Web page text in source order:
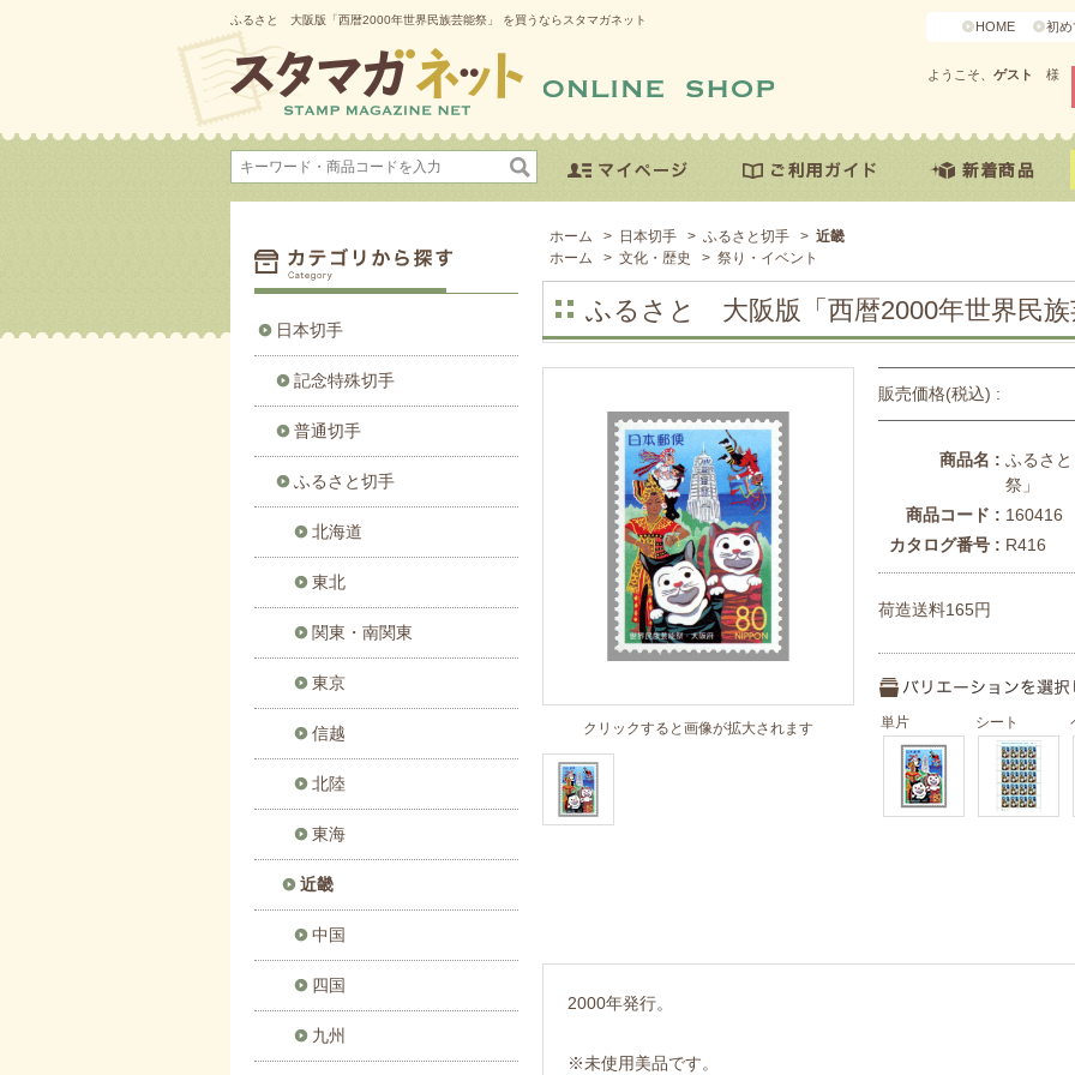
ふるさと 大阪版「西暦2000年世界民族芸能祭」 を買うならスタマガネット HOME 初め
ようこそ、 ゲスト 様
ホーム > 日本切手 > ふるさと切手 > 近畿
ホーム
> 文化・歴史 > 祭り・イベント
ふるさと 大阪版「西暦2000年世界民族
クリックすると画像が拡大されます
販売価格(税込) :
商品名 : ふるさ
祭」
商品コード : 160416
カタログ番号 : R416
荷造送料165円
単片 シート
2000年発行。
※未使用美品です。
日本切手
記念特殊切手
普通切手
ふるさと切手
北海道
東北
関東・南関東
東京
信越
北陸
東海
近畿
中国
四国
九州